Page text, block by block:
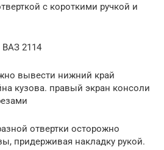
с короткими ручкой и
2114
вывести нижний край
кузова. правый экран консоли
отвертки осторожно
придерживая накладку рукой.